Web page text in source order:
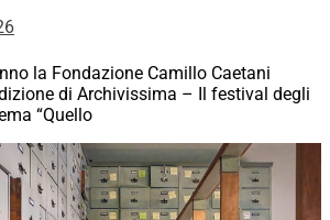
la Fondazione Camillo Caetani
di Archivissima – Il festival degli
“Quello